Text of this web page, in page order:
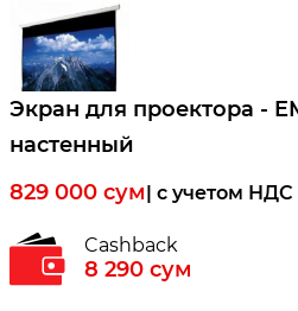
Экран для проектора -
настенный
829 000 сум| c учетом НДС
Cashback
8 290 сум